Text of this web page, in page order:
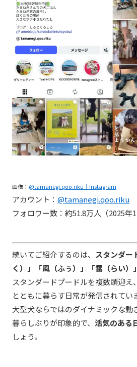
画像： @tamanegi.qoo.riku｜Instagram
アカウント： @tamanegi.qoo.riku
フォロワー数：約51.8万人（2025年
続いてご紹介するのは、 スタンダー
く）」「風（ふぅ）」「雷（らい）」
スタンダードプードルを複数頭迎え
とともに暮らす日常が発信されてい
大型犬ならではのダイナミックな動
暮らしぶりが印象的で、 活気のある
しょう。